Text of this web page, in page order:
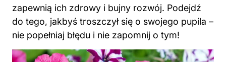
zapewnią ich zdrowy i bujny rozwój. Podejdź
do tego, jakbyś troszczył się o swojego pupila –
nie popełniaj błędu i nie zapomnij o tym!